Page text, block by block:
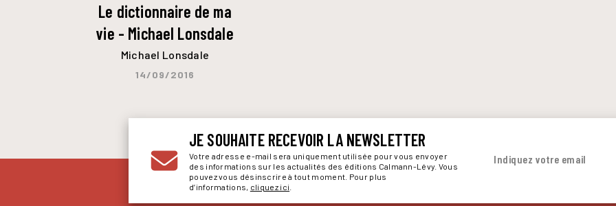
Le dictionnaire de ma
vie - Michael Lonsdale
Michael Lonsdale
14/09/2016
JE SOUHAITE RECEVOIR LA NEWSLETTER
Votre adresse e-mail sera uniquement utilisée pour vous envoyer
des informations sur les actualités des éditions Calmann-Lévy. Vous
pouvez vous désinscrire à tout moment. Pour plus
d’informations, cliquez ici
Indiquez votre email